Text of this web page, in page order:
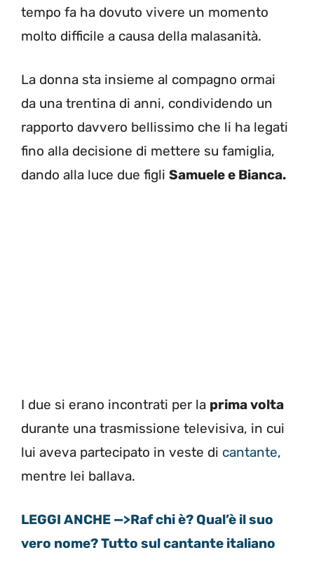
tempo fa ha dovuto vivere un momento
molto difficile a causa della malasanità.
La donna sta insieme al compagno ormai
da una trentina di anni, condividendo un
rapporto davvero bellissimo che li ha legati
fino alla decisione di mettere su famiglia,
dando alla luce due figli Samuele e Bianca.
I due si erano incontrati per la prima volta
durante una trasmissione televisiva, in cui
lui aveva partecipato in veste di cantante,
mentre lei ballava.
LEGGI ANCHE —>Raf chi è? Qual’è il suo
vero nome? Tutto sul cantante italiano